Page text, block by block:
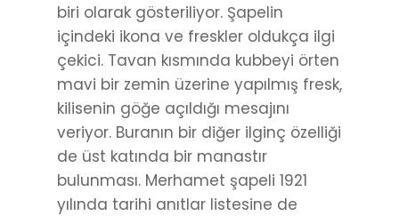
biri olarak gösteriliyor. Şapelin
içindeki ikona ve freskler oldukça ilgi
çekici. Tavan kısmında kubbeyi örten
mavi bir zemin üzerine yapılmış fresk,
kilisenin göğe açıldığı mesajını
veriyor. Buranın bir diğer ilginç özelliği
de üst katında bir manastır
bulunması. Merhamet şapeli 1921
yılında tarihi anıtlar listesine de